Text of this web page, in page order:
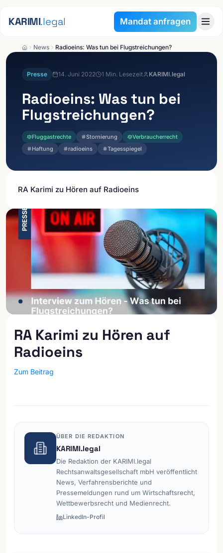
KARIMI.legal Mandat anfragen
News Radioeins: Was tun bei Flugstreichungen?
Presse 14. Juni 2022 1 Min. Lesezeit KARIMI.legal
Radioeins: Was tun bei
Flugstreichungen?
Fluggastrechte Stornierung
Verbraucherrecht
Haftung
radioeins Tagesspiegel
RA Karimi zu Hören auf Radioeins
RA Karimi zu Hören auf
Radioeins
Zum Beitrag
ÜBER DIE REDAKTION
KARIMI.legal
Die Redaktion der KARIMI.legal
Rechtsanwaltsgesellschaft mbH veröffentlicht
News, Verfahrensberichte und
Pressemeldungen rund um Wirtschaftsrecht,
Wettbewerbsrecht und Medienrecht.
LinkedIn-Profil